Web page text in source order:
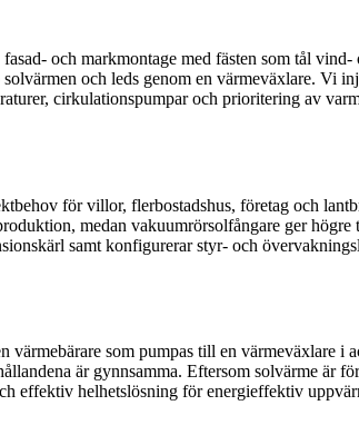
och markmontage med fästen som tål
och leds genom en värmeväxlare. Vi
cirkulationspumpar och prioritering av
för villor, flerbostadshus, företag och
medan vakuumrörsolfångare ger
samt konfigurerar styr- och
som pumpas till en värmeväxlare i
är gynnsamma. Eftersom solvärme är
effektiv helhetslösning för energieffektiv